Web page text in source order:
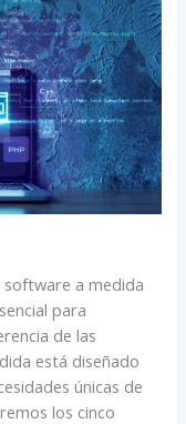
software a medida
para
de las
está diseñado
únicas de
los cinco